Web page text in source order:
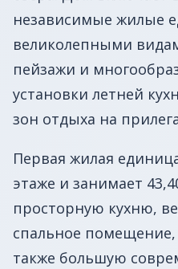
независимые жилые
великолепными
пейзажи и
установки летней
зон отдыха на
Первая жилая
этаже и занимает
просторную кухню,
спальное
также большую